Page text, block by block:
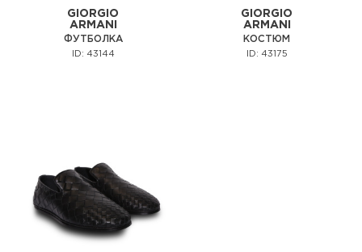
GIORGIO
ARMANI
ФУТБОЛКА
ID: 43144
GIORGIO
ARMANI
КОСТЮМ
ID: 43175